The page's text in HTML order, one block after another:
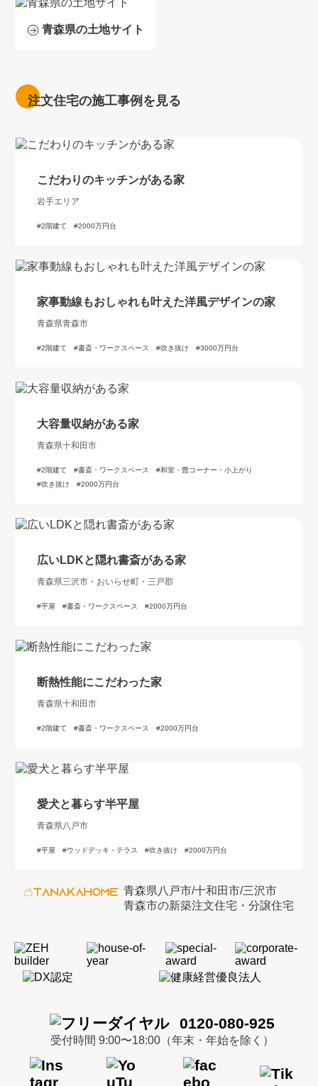
青森県の土地サイト
注文住宅の施工事例を見る
こだわりのキッチンがある家
岩手エリア
2階建て 2000万円台
家事動線もおしゃれも叶えた洋風デザインの家
青森県青森市
2階建て 書斎・ワークスペース 吹き抜け 3000万円台
大容量収納がある家
青森県十和田市
2階建て 書斎・ワークスペース
和室・畳コーナー・小上がり
吹き抜け
2000万円台
広いLDKと隠れ書斎がある家
青森県三沢市・おいらせ町・三戸郡
平屋 書斎・ワークスペース 2000万円台
断熱性能にこだわった家
青森県十和田市
2階建て 書斎・ワークスペース 2000万円台
愛犬と暮らす半平屋
青森県八戸市
平屋 ウッドデッキ・テラス 吹き抜け 2000万円台
青森県八戸市/十和田市/三沢市
青森市の新築注文住宅・分譲住宅
0120-080-925
受付時間 9:00〜18:00（年末・年始を除く）